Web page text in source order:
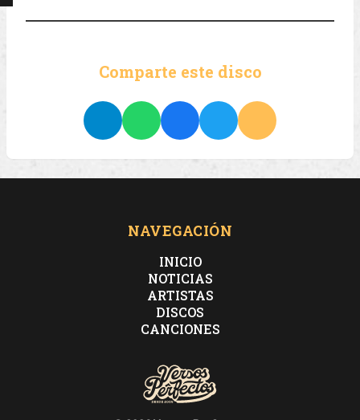
Comparte este disco
NAVEGACIÓN
INICIO
NOTICIAS
ARTISTAS
DISCOS
CANCIONES